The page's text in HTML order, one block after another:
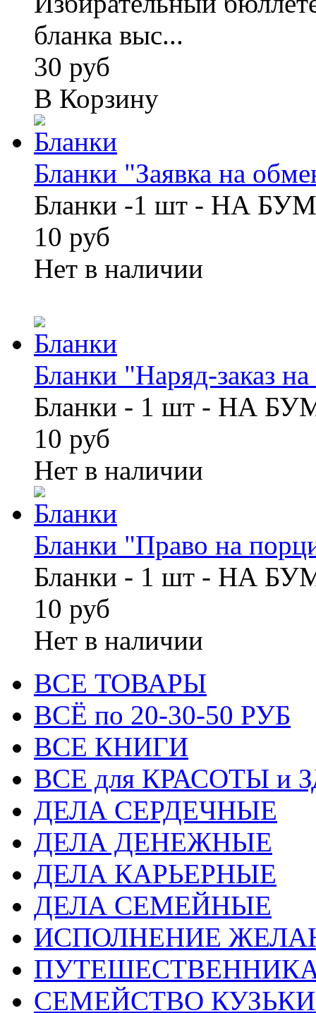
бланка выс...
30 руб
В Корзину
Бланки "Заявка на
Бланки -1 шт - НА
10 руб
Нет в наличии
Бланки "Наряд-заказ
Бланки - 1 шт - НА
10 руб
Нет в наличии
Бланки "Право на
Бланки - 1 шт - НА
10 руб
Нет в наличии
ВСЕ ТОВАРЫ
ВСЁ по 20-30-50 РУБ
ВСЕ КНИГИ
ВСЕ для КРАСОТЫ и
ДЕЛА СЕРДЕЧНЫЕ
ДЕЛА ДЕНЕЖНЫЕ
ДЕЛА КАРЬЕРНЫЕ
ДЕЛА СЕМЕЙНЫЕ
ИСПОЛНЕНИЕ
СЕМЕЙСТВО